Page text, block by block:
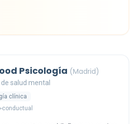
Psicología (Madrid)
salud mental
clínica
conductual